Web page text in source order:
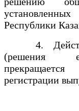
Республики
4. Действие
(решения
регистрации